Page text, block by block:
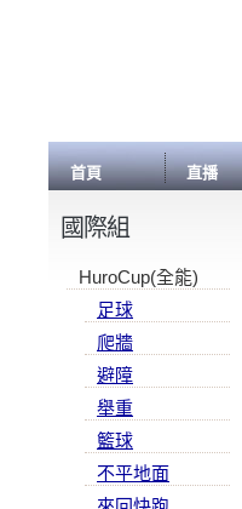
首頁 直播
國際組
HuroCup(全能)
足球
爬牆
避障
舉重
籃球
不平地面